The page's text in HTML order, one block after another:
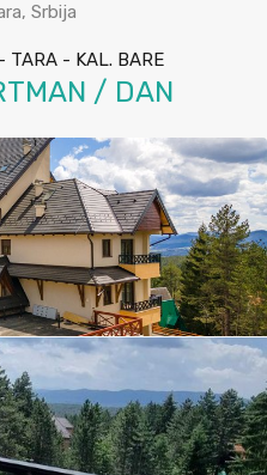
Srbija
TARA - KAL. BARE
/ DAN